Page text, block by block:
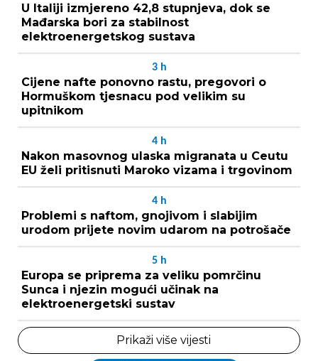
U Italiji izmjereno 42,8 stupnjeva, dok se
Mađarska bori za stabilnost
elektroenergetskog sustava
3 h
Cijene nafte ponovno rastu, pregovori o
Hormuškom tjesnacu pod velikim su
upitnikom
4 h
Nakon masovnog ulaska migranata u Ceutu
EU želi pritisnuti Maroko vizama i trgovinom
4 h
Problemi s naftom, gnojivom i slabijim
urodom prijete novim udarom na potrošače
5 h
Europa se priprema za veliku pomrčinu
Sunca i njezin mogući učinak na
elektroenergetski sustav
Prikaži više vijesti